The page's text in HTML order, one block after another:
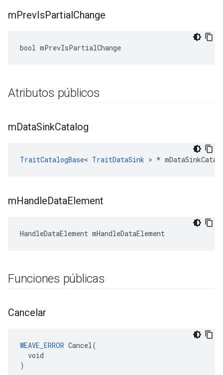
mPrevIsPartialChange
bool mPrevIsPartialChange
Atributos públicos
mDataSinkCatalog
TraitCatalogBase< TraitDataSink > *
mHandleDataElement
HandleDataElement mHandleDataElement
Funciones públicas
Cancelar
WEAVE_ERROR Cancel(
  void
)